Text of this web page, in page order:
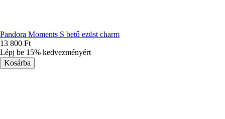
Pandora Moments S betű ezüst charm
13 800 Ft
Lépj be 15% kedvezményért